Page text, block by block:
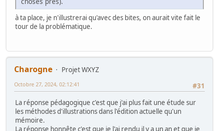
à ta place, je n'illustrerai qu'avec des bites, on aurait vite fait le
tour de la problématique.
Charogne
Projet WXYZ
#31
Octobre 27, 2024, 02:12:41
La réponse pédagogique c'est que j'ai plus fait une étude sur
les méthodes d'illustrations dans l'édition actuelle qu'un
mémoire.
La réponse honnête c'est que je l'ai rendu il y a un an et que je